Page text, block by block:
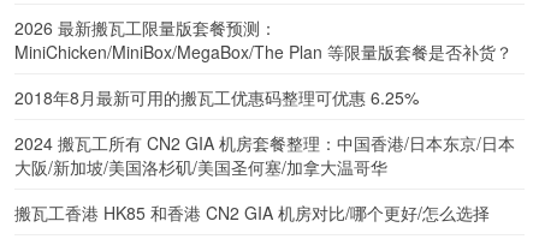
2026 最新搬瓦工限量版套餐预测：
MiniChicken/MiniBox/MegaBox/The Plan 等限量版套餐是否补货？
2018年8月最新可用的搬瓦工优惠码整理可优惠 6.25%
2024 搬瓦工所有 CN2 GIA 机房套餐整理：中国香港/日本东京/日本
大阪/新加坡/美国洛杉矶/美国圣何塞/加拿大温哥华
搬瓦工香港 HK85 和香港 CN2 GIA 机房对比/哪个更好/怎么选择